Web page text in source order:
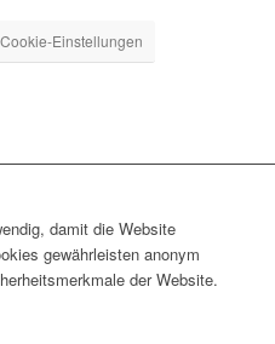
Cookie-Einstellungen
damit die Website
gewährleisten anonym
der Website.